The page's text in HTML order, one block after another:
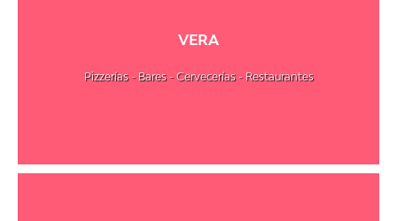
VERA
Pizzerías - Bares - Cervecerías - Restaurantes